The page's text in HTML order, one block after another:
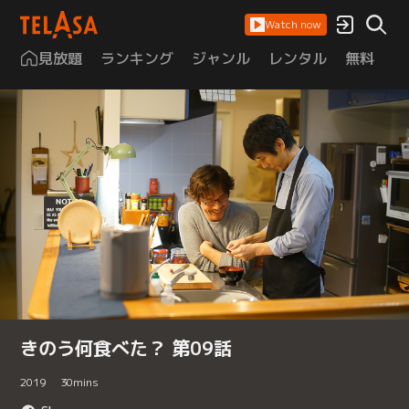
Watch now
見放題 ランキング ジャンル レンタル 無料
きのう何食べた？ 第09話
2019 30mins